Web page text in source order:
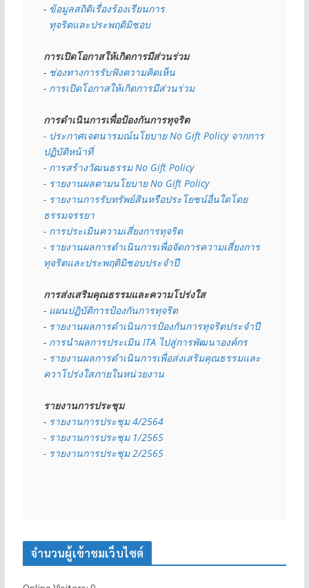
- ข้อมูลสถิติเรื่องร้องเรียนการ
  ทุจริตและประพฤติมิชอบ
การเปิดโอกาสให้เกิดการมีส่วนร่วม
- ช่องทางการรับฟังความคิดเห็น
- การเปิดโอกาสให้เกิดการมีส่วนร่วม
การดำเนินการเพื่อป้องกันการทุจริต
- ประกาศเจตนารมณ์นโยบาย No Gift Policy จากการ
ปฏิบัติหน้าที่
- การสร้างวัฒนธรรม No Gift Policy
- รายงานผลตามนโยบาย No Gift Policy
- รายงานการรับทรัพย์สินหรือประโยชน์อื่นใดโดย
ธรรมจรรยา
- การประเมินความเสี่ยงการทุจริต
- รายงานผลการดำเนินการเพื่อจัดการความเสี่ยงการ
ทุจริตและประพฤติมิชอบประจำปี
การส่งเสริมคุณธรรมและความโปร่งใส
- แผนปฏิบัติการป้องกันการทุจริต
- รายงานผลการดำเนินการป้องกันการทุจริตประจำปี
- การนำผลการประเมิน ITA ไปสู่การพัฒนาองค์กร
- รายงานผลการดำเนินการเพื่อส่งเสริมคุณธรรมและ
ควาโปร่งใสภายในหน่วยงาน
รายงานการประชุม
- รายงานการประชุม 4/2564
- รายงานการประชุม 1/2565
- รายงานการประชุม 2/2565
จำนวนผู้เข้าชมเว็บไซต์